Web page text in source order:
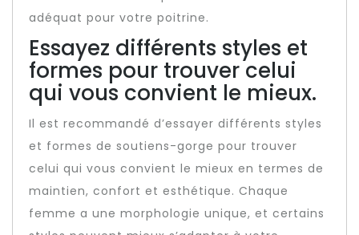
adéquat pour votre poitrine.
Essayez différents styles et
formes pour trouver celui
qui vous convient le mieux.
Il est recommandé d’essayer différents styles
et formes de soutiens-gorge pour trouver
celui qui vous convient le mieux en termes de
maintien, confort et esthétique. Chaque
femme a une morphologie unique, et certains